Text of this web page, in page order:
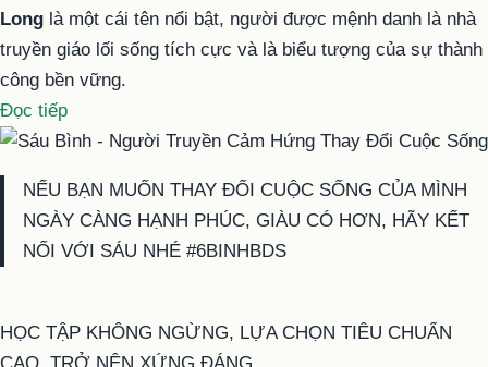
Long là một cái tên nổi bật, người được mệnh danh là nhà
truyền giáo lối sống tích cực và là biểu tượng của sự thành
công bền vững.
Đọc tiếp“Phạm
Thành
là
nhà
Truyền
Lối
Sống
NẾU BẠN MUỐN THAY ĐỔI CUỘC SỐNG CỦA MÌNH
NGÀY CÀNG HẠNH PHÚC, GIÀU CÓ HƠN, HÃY KẾT
NỐI VỚI SÁU NHÉ #6BINHBDS
HỌC TẬP KHÔNG NGỪNG, LỰA CHỌN TIÊU CHUẨN